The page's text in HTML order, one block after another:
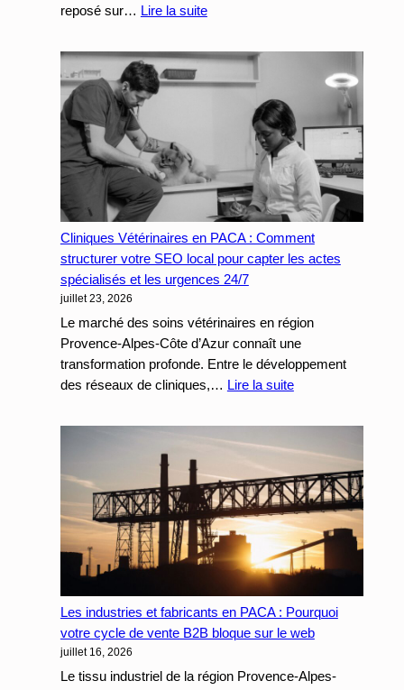
reposé sur… Lire la suite:
B2B
PACA
Comment
des
Demandes
de
Devis
Qualifiées
pour
Entreprises
de
Services
Cliniques Vétérinaires en PACA : Comment
structurer votre SEO local pour capter les actes
spécialisés et les urgences 24/7
juillet 23, 2026
Le marché des soins vétérinaires en région
Provence-Alpes-Côte d’Azur connaît une
transformation profonde. Entre le développement
des réseaux de cliniques,… Lire la suite:
Vétérinaires
en
:
Comment
structurer
votre
SEO
pour
capter
actes
Les industries et fabricants en PACA : Pourquoi
votre cycle de vente B2B bloque sur le web
juillet 16, 2026
Le tissu industriel de la région Provence-Alpes-